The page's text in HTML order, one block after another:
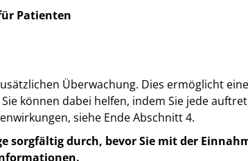
Patienten
Überwachung. Dies ermöglicht
können dabei helfen, indem Sie jede
siehe Ende Abschnitt 4.
sorgfältig durch, bevor Sie mit der